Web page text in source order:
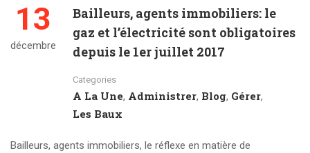
13
décembre
Bailleurs, agents immobiliers: le
gaz et l’électricité sont obligatoires
depuis le 1er juillet 2017
Categories
A La Une, Administrer, Blog, Gérer,
Les Baux
Bailleurs, agents immobiliers, le réflexe en matière de